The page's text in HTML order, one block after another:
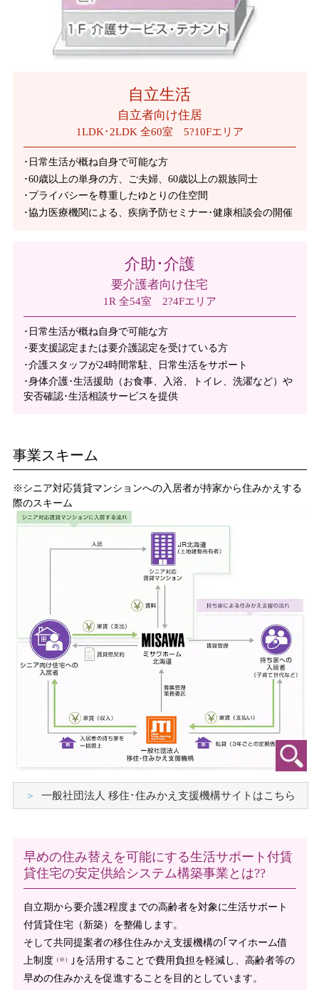
自立生活
自立者向け住居
1LDK･2LDK 全60室 5?10Fエリア
･日常生活が概ね自身で可能な方
･60歳以上の単身の方、ご夫婦、60歳以上の親族同士
･プライバシーを尊重したゆとりの住空間
･協力医療機関による、疾病予防セミナー･健康相談会の開催
介助･介護
要介護者向け住宅
1R 全54室 2?4Fエリア
･日常生活が概ね自身で可能な方
･要支援認定または要介護認定を受けている方
･介護スタッフが24時間常駐、日常生活をサポート
･身体介護･生活援助（お食事、入浴、トイレ、洗濯など）や
安否確認･生活相談サービスを提供
事業スキーム
※シニア対応賃貸マンションへの入居者が持家から住みかえする
際のスキーム
一般社団法人 移住･住みかえ支援機構サイトはこちら
早めの住み替えを可能にする生活サポート付賃
貸住宅の安定供給システム構築事業とは??
自立期から要介護2程度までの高齢者を対象に生活サポート
付賃貸住宅（新築）を整備します。
そして共同提案者の移住住みかえ支援機構の｢マイホーム借
上制度（※）
｣を活用することで費用負担を軽減し、高齢者等の
早めの住みかえを促進することを目的としています。